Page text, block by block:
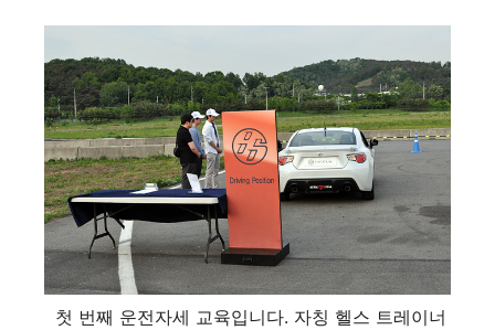
첫 번째 운전자세 교육입니다. 자칭 헬스 트레이너